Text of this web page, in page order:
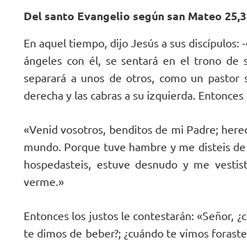
Del santo Evangelio según san Mateo
En aquel tiempo, dijo Jesús a sus
ángeles con él, se sentará en el trono de
separará a unos de otros, como un pastor
derecha y las cabras a su izquierda.
«Venid vosotros, benditos de mi Padre;
mundo. Porque tuve hambre y me disteis
hospedasteis, estuve desnudo y me
verme.»
Entonces los justos le contestarán: «Señor,
te dimos de beber?; ¿cuándo te vimos